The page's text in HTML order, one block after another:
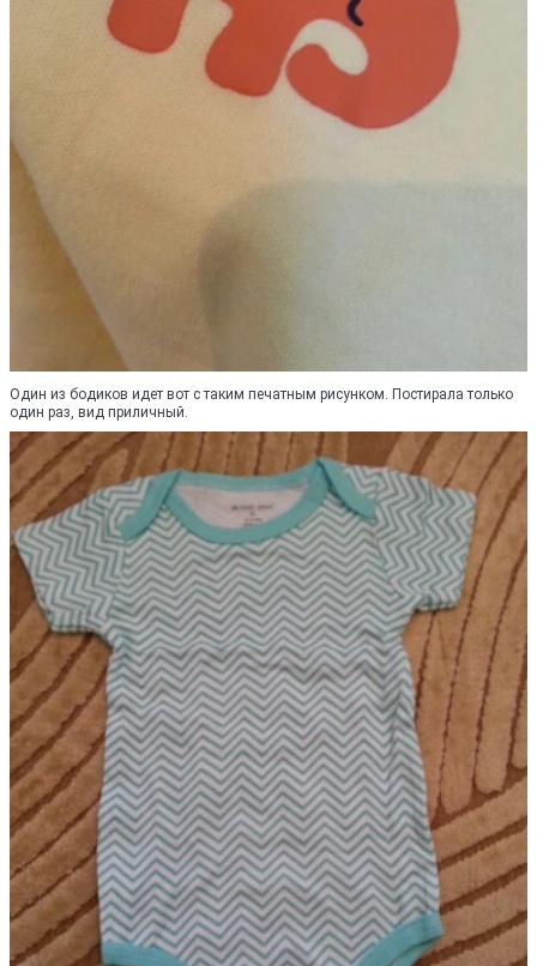
Один из бодиков идет вот с таким печатным рисунком. Постирала только
один раз, вид приличный.